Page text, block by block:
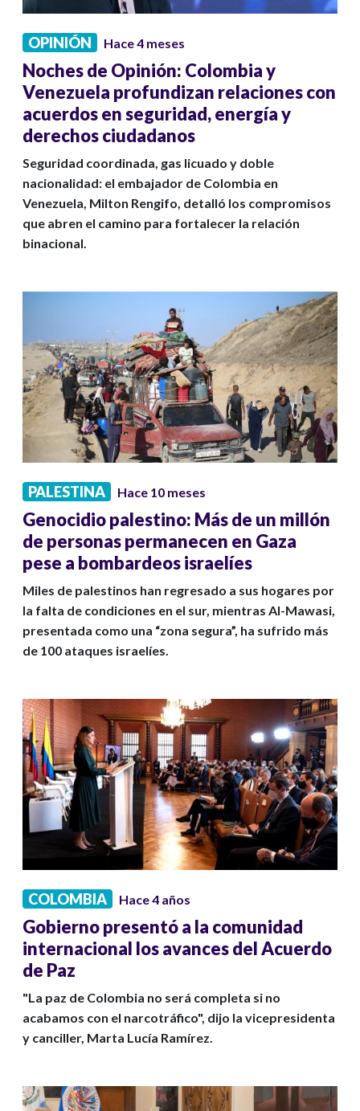
OPINIÓN Hace 4 meses
Noches de Opinión: Colombia y
Venezuela profundizan relaciones con
acuerdos en seguridad, energía y
derechos ciudadanos
Seguridad coordinada, gas licuado y doble
nacionalidad: el embajador de Colombia en
Venezuela, Milton Rengifo, detalló los compromisos
que abren el camino para fortalecer la relación
binacional.
PALESTINA Hace 10 meses
Genocidio palestino: Más de un millón
de personas permanecen en Gaza
pese a bombardeos israelíes
Miles de palestinos han regresado a sus hogares por
la falta de condiciones en el sur, mientras Al-Mawasi,
presentada como una “zona segura”, ha sufrido más
de 100 ataques israelíes.
COLOMBIA Hace 4 años
Gobierno presentó a la comunidad
internacional los avances del Acuerdo
de Paz
"La paz de Colombia no será completa si no
acabamos con el narcotráfico", dijo la vicepresidenta
y canciller, Marta Lucía Ramírez.